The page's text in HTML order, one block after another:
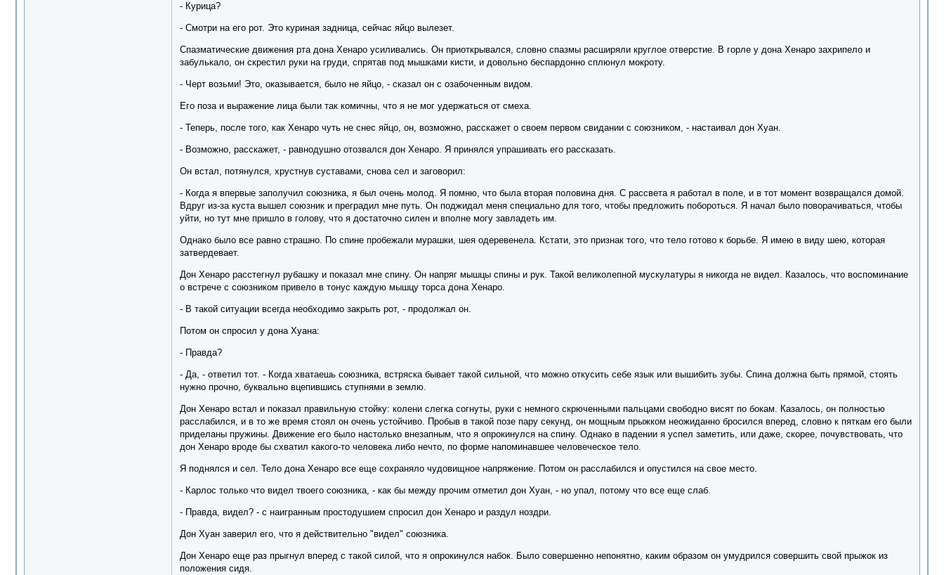
- Курица?
- Смотри на его рот. Это куриная задница, сейчас яйцо вылезет.
Спазматические движения рта дона Хенаро усиливались. Он приоткрывался, словно спазмы расширяли круглое отверстие. В горле у дона Хенаро захрипело и
забулькало, он скрестил руки на груди, спрятав под мышками кисти, и довольно беспардонно сплюнул мокроту.
- Черт возьми! Это, оказывается, было не яйцо, - сказал он с озабоченным видом.
Его поза и выражение лица были так комичны, что я не мог удержаться от смеха.
- Теперь, после того, как Хенаро чуть не снес яйцо, он, возможно, расскажет о своем первом свидании с союзником, - настаивал дон Хуан.
- Возможно, расскажет, - равнодушно отозвался дон Хенаро. Я принялся упрашивать его рассказать.
Он встал, потянулся, хрустнув суставами, снова сел и заговорил:
- Когда я впервые заполучил союзника, я был очень молод. Я помню, что была вторая половина дня. С рассвета я работал в поле, и в тот момент возвращался домой.
Вдруг из-за куста вышел союзник и преградил мне путь. Он поджидал меня специально для того, чтобы предложить побороться. Я начал было поворачиваться, чтобы
уйти, но тут мне пришло в голову, что я достаточно силен и вполне могу завладеть им.
Однако было все равно страшно. По спине пробежали мурашки, шея одеревенела. Кстати, это признак того, что тело готово к борьбе. Я имею в виду шею, которая
затвердевает.
Дон Хенаро расстегнул рубашку и показал мне спину. Он напряг мышцы спины и рук. Такой великолепной мускулатуры я никогда не видел. Казалось, что воспоминание
о встрече с союзником привело в тонус каждую мышцу торса дона Хенаро.
- В такой ситуации всегда необходимо закрыть рот, - продолжал он.
Потом он спросил у дона Хуана:
- Правда?
- Да, - ответил тот. - Когда хватаешь союзника, встряска бывает такой сильной, что можно откусить себе язык или вышибить зубы. Спина должна быть прямой, стоять
нужно прочно, буквально вцепившись ступнями в землю.
Дон Хенаро встал и показал правильную стойку: колени слегка согнуты, руки с немного скрюченными пальцами свободно висят по бокам. Казалось, он полностью
расслабился, и в то же время стоял он очень устойчиво. Пробыв в такой позе пару секунд, он мощным прыжком неожиданно бросился вперед, словно к пяткам его были
приделаны пружины. Движение его было настолько внезапным, что я опрокинулся на спину. Однако в падении я успел заметить, или даже, скорее, почувствовать, что
дон Хенаро вроде бы схватил какого-то человека либо нечто, по форме напоминавшее человеческое тело.
Я поднялся и сел. Тело дона Хенаро все еще сохраняло чудовищное напряжение. Потом он расслабился и опустился на свое место.
- Карлос только что видел твоего союзника, - как бы между прочим отметил дон Хуан, - но упал, потому что все еще слаб.
- Правда, видел? - с наигранным простодушием спросил дон Хенаро и раздул ноздри.
Дон Хуан заверил его, что я действительно "видел" союзника.
Дон Хенаро еще раз прыгнул вперед с такой силой, что я опрокинулся набок. Было совершенно непонятно, каким образом он умудрился совершить свой прыжок из
положения сидя.